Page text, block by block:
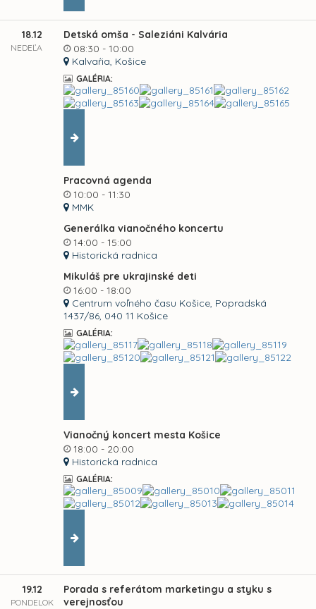
18.12
NEDEĽA
Detská omša - Saleziáni Kalvária
08:30 - 10:00
Kalvaŕia, Košice
GALÉRIA:
Pracovná agenda
10:00 - 11:30
MMK
Generálka vianočného koncertu
14:00 - 15:00
Historická radnica
Mikuláš pre ukrajinské deti
16:00 - 18:00
Centrum voľného času Košice, Popradská
1437/86, 040 11 Košice
GALÉRIA:
Vianočný koncert mesta Košice
18:00 - 20:00
Historická radnica
GALÉRIA:
19.12
PONDELOK
Porada s referátom marketingu a styku s
verejnosťou